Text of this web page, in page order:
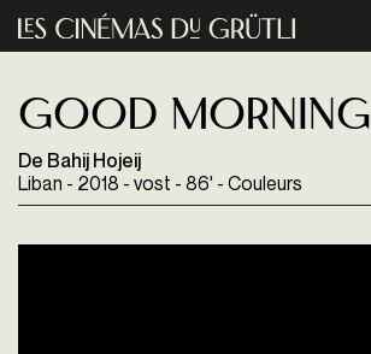
Aller au contenu principal
Good Morning
De Bahij Hojeij
Liban - 2018 - vost - 86' - Couleurs